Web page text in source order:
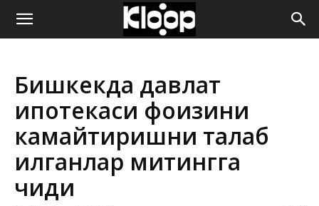
ҚИРҒИЗИСТОН
ЯНГИЛИКЛАРИ
Бишкекда давлат
ипотекаси фоизини
камайтиришни талаб
қилганлар митингга
чиқди